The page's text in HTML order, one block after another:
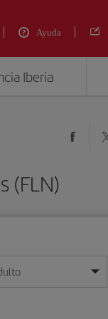
Ayuda
Iberia
(FLN)
mes/año